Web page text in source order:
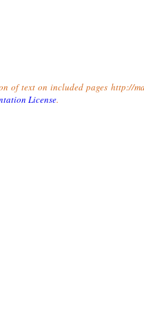
of text on included pages http://
License.